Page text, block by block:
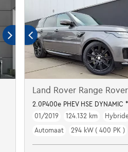
Land Rover Range
2.0P400e PHEV HSE DYNAMIC
01/2019
124.132 km
Automaat
294 kW ( 400 PK )